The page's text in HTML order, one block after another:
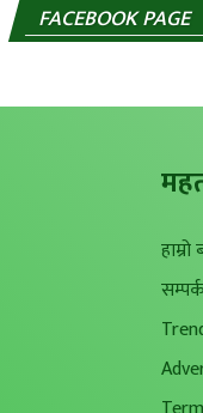
FACEBOOK PAGE
हाम्रो